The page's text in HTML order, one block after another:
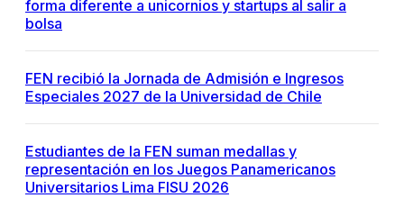
forma diferente a unicornios y startups al salir a
bolsa
FEN recibió la Jornada de Admisión e Ingresos
Especiales 2027 de la Universidad de Chile
Estudiantes de la FEN suman medallas y
representación en los Juegos Panamericanos
Universitarios Lima FISU 2026